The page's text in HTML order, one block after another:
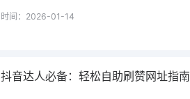
时间：2026-01-14
抖音达人必备：轻松自助刷赞网址指南